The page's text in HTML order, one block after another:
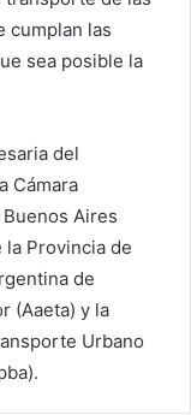
cumplan las
sea posible la
del
Cámara
Aires
la Provincia de
de
(Aaeta) y la
Urbano